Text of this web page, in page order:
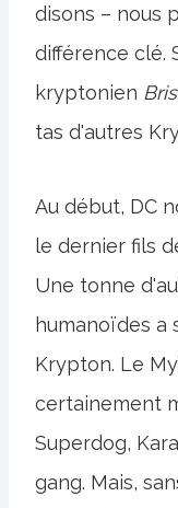
disons – nous
différence clé.
kryptonien
tas d'autres
Au début, DC
le dernier fils
Une tonne
humanoïdes a
Krypton. Le
certainement
Superdog,
gang. Mais,